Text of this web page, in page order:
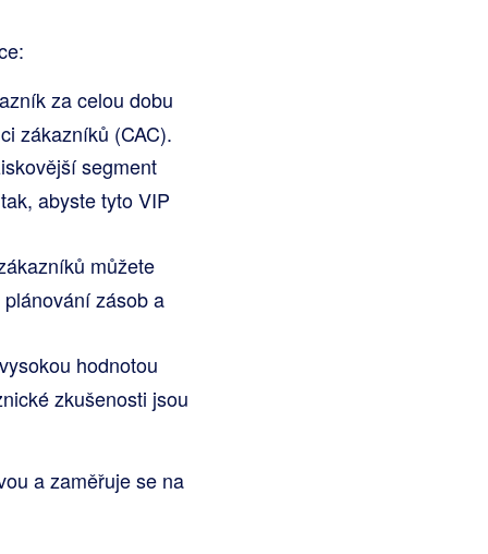
za celou dobu
zákazníků (CAC).
segment
abyste tyto VIP
můžete
zásob a
hodnotou
zkušenosti jsou
a zaměřuje se na